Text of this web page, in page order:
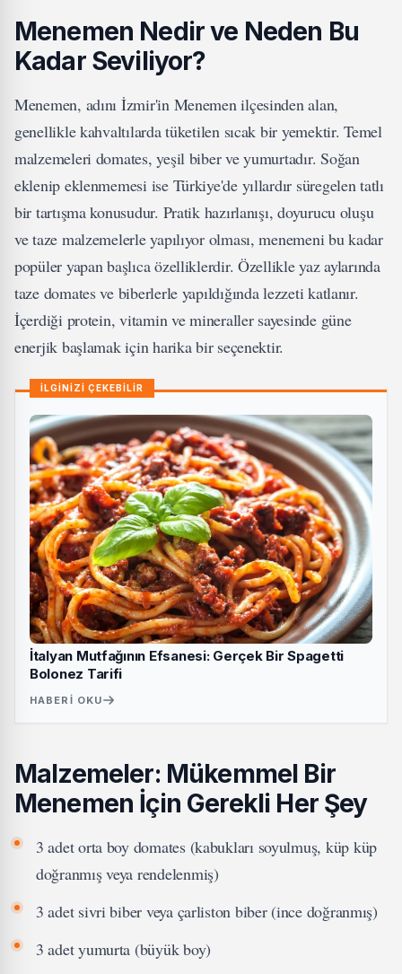
Menemen Nedir ve Neden Bu
Kadar Seviliyor?
Menemen, adını İzmir'in Menemen ilçesinden alan,
genellikle kahvaltılarda tüketilen sıcak bir yemektir. Temel
malzemeleri domates, yeşil biber ve yumurtadır. Soğan
eklenip eklenmemesi ise Türkiye'de yıllardır süregelen tatlı
bir tartışma konusudur. Pratik hazırlanışı, doyurucu oluşu
ve taze malzemelerle yapılıyor olması, menemeni bu kadar
popüler yapan başlıca özelliklerdir. Özellikle yaz aylarında
taze domates ve biberlerle yapıldığında lezzeti katlanır.
İçerdiği protein, vitamin ve mineraller sayesinde güne
enerjik başlamak için harika bir seçenektir.
İLGİNİZİ ÇEKEBİLİR
İtalyan Mutfağının Efsanesi: Gerçek Bir Spagetti
Bolonez Tarifi
HABERI OKU
Malzemeler: Mükemmel Bir
Menemen İçin Gerekli Her Şey
3 adet orta boy domates (kabukları soyulmuş, küp küp
doğranmış veya rendelenmiş)
3 adet sivri biber veya çarliston biber (ince doğranmış)
3 adet yumurta (büyük boy)